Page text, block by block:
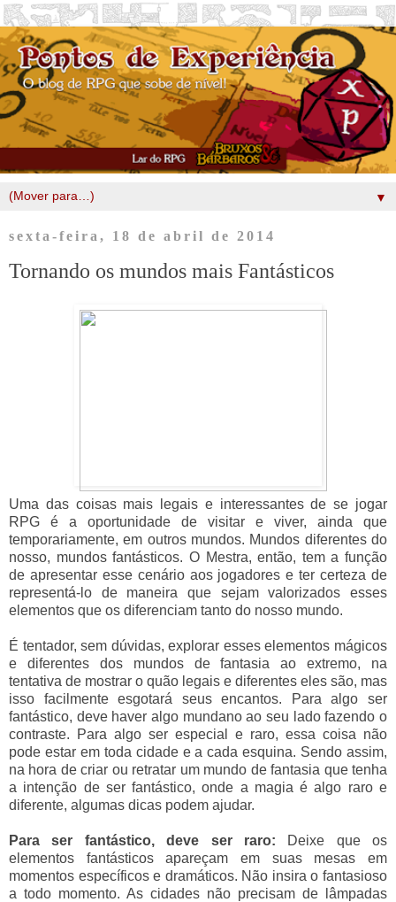
▼
sexta-feira, 18 de abril de 2014
Tornando os mundos mais Fantásticos
Uma das coisas mais legais e interessantes de se jogar
RPG é a oportunidade de visitar e viver, ainda que
temporariamente, em outros mundos. Mundos diferentes do
nosso, mundos fantásticos. O Mestra, então, tem a função
de apresentar esse cenário aos jogadores e ter certeza de
representá-lo de maneira que sejam valorizados esses
elementos que os diferenciam tanto do nosso mundo.
É tentador, sem dúvidas, explorar esses elementos mágicos
e diferentes dos mundos de fantasia ao extremo, na
tentativa de mostrar o quão legais e diferentes eles são, mas
isso facilmente esgotará seus encantos. Para algo ser
fantástico, deve haver algo mundano ao seu lado fazendo o
contraste. Para algo ser especial e raro, essa coisa não
pode estar em toda cidade e a cada esquina. Sendo assim,
na hora de criar ou retratar um mundo de fantasia que tenha
a intenção de ser fantástico, onde a magia é algo raro e
diferente, algumas dicas podem ajudar.
Para ser fantástico, deve ser raro: Deixe que os
elementos fantásticos apareçam em suas mesas em
momentos específicos e dramáticos. Não insira o fantasioso
a todo momento. As cidades não precisam de lâmpadas